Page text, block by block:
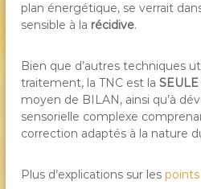
plan énergétique, se verrait
sensible à la récidive.
Bien que d’autres techniques
traitement, la TNC est laSEULE
moyen de BILAN, ainsi qu’à
sensorielle complexe
correction adaptés à la nature
Plus d’explications sur les